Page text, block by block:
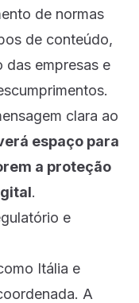
de normas
de conteúdo,
das empresas e
clara ao
espaço para
a proteção
.
e
Itália e
A